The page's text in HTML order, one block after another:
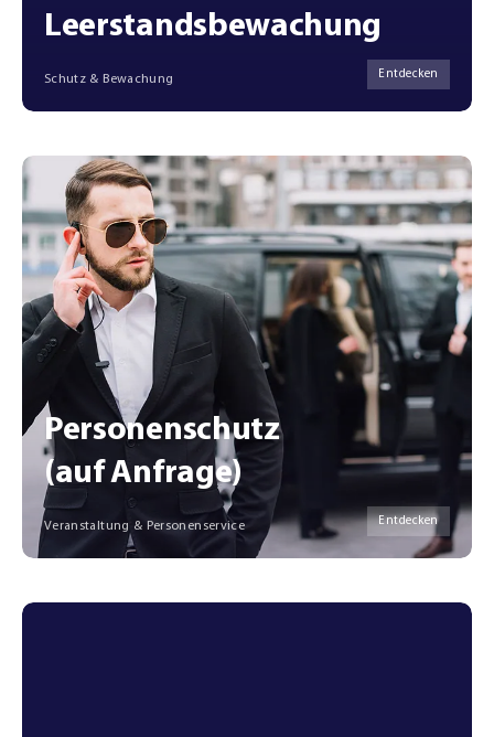
Leerstandsbewachung
Schutz & Bewachung Entdecken
Personenschutz
(auf Anfrage)
Veranstaltung & Personenservice Entdecken